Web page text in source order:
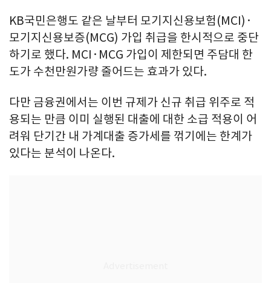
KB국민은행도 같은 날부터 모기지신용보험(MCI)·
모기지신용보증(MCG) 가입 취급을 한시적으로 중단
하기로 했다. MCI·MCG 가입이 제한되면 주담대 한
도가 수천만원가량 줄어드는 효과가 있다.
다만 금융권에서는 이번 규제가 신규 취급 위주로 적
용되는 만큼 이미 실행된 대출에 대한 소급 적용이 어
려워 단기간 내 가계대출 증가세를 꺾기에는 한계가
있다는 분석이 나온다.